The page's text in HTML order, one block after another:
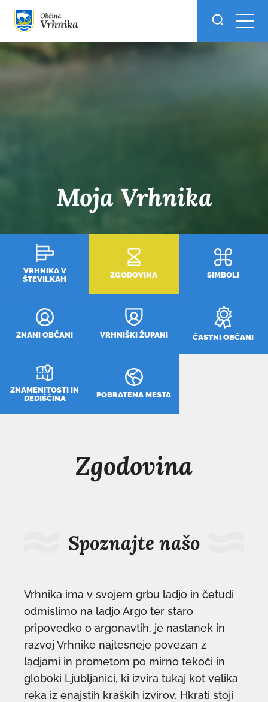
Skoči do osrednje vsebine
Moja Vrhnika
VRHNIKA V
ŠTEVILKAH
ZGODOVINA SIMBOLI
ZNANI OBČANI VRHNIŠKI ŽUPANI ČASTNI OBČANI
ZNAMENITOSTI IN
DEDIŠČINA
POBRATENA MESTA
Zgodovina
Spoznajte našo
Vrhnika ima v svojem grbu ladjo in četudi
odmislimo na ladjo Argo ter staro
pripovedko o argonavtih, je nastanek in
razvoj Vrhnike najtesneje povezan z
ladjami in prometom po mirno tekoči in
globoki Ljubljanici, ki izvira tukaj kot velika
reka iz enajstih kraških izvirov. Hkrati stoji